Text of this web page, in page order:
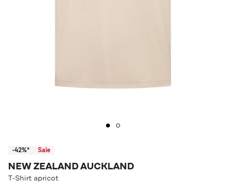
-42%* Sale
NEW ZEALAND AUCKLAND
T-Shirt apricot